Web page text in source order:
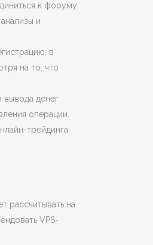
к форуму
и
в
на то, что
вывода денег
операции.
трейдинга
рассчитывать на
VPS-